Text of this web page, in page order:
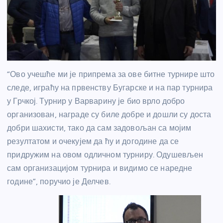
“Ово учешће ми је припрема за ове битне турнире што
следе, играћу на првенству Бугарске и на пар турнира
у Грчкој. Турнир у Варварину је био врло добро
организован, награде су биле добре и дошли су доста
добри шахисти, тако да сам задовољан са мојим
резултатом и очекујем да ћу и догодине да се
придружим на овом одличном турниру. Одушевљен
сам организацијом турнира и видимо се наредне
године”, поручио је Делчев.